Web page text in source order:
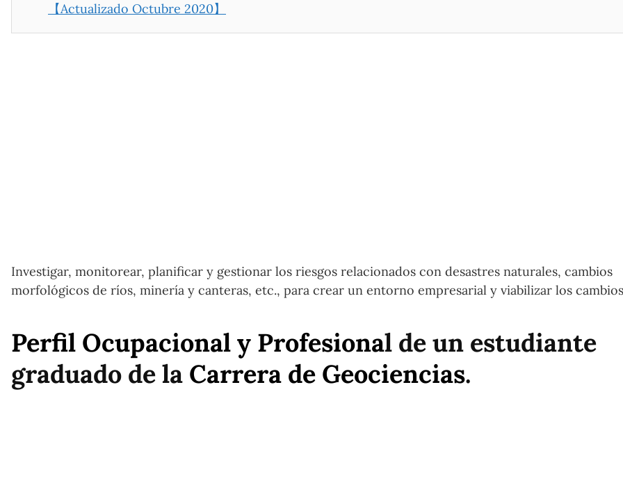
【Actualizado Octubre 2020】
Investigar, monitorear, planificar y gestionar los riesgos relacionados con desastres naturales, cambios
morfológicos de ríos, minería y canteras, etc., para crear un entorno empresarial y viabilizar los
Perfil Ocupacional y Profesional de un estudiante
graduado de la Carrera de Geociencias.